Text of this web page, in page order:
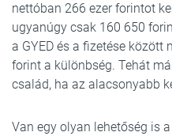
nettóban 266 ezer forintot
ugyanúgy csak 160 650
a GYED és a fizetése között
forint a különbség. Tehát
család, ha az alacsonyabb
Van egy olyan lehetőség is